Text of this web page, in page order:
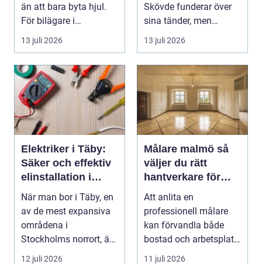
än att bara byta hjul.
För bilägare i
Stockholm handlar
valet av däck...
13 juli 2026
Skövde funderar över
sina tänder, men
skjuter upp att gör...
13 juli 2026
Elektriker i Täby:
Säker och effektiv
elinstallation i
norrort
När man bor i Täby, en
av de mest expansiva
områdena i
Stockholms norrort, är
b...
12 juli 2026
Målare malmö så
väljer du rätt
hantverkare för
hem och företag
Att anlita en
professionell målare
kan förvandla både
bostad och arbetsplats
på kort tid. Färger, yt...
11 juli 2026